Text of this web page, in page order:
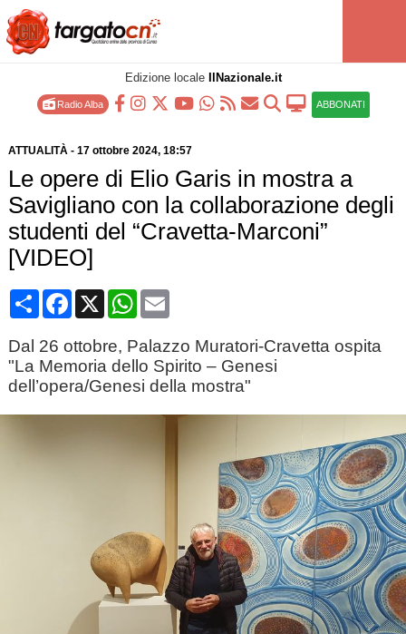
Edizione locale IlNazionale.it
Radio Alba ABBONATI
ATTUALITÀ- 17 ottobre 2024, 18:57
Le opere di Elio Garis in mostra a
Savigliano con la collaborazione degli
studenti del “Cravetta-Marconi”
[VIDEO]
CondividiFacebook
X WhatsApp
Email
Dal 26 ottobre, Palazzo Muratori-Cravetta ospita
"La Memoria dello Spirito – Genesi
dell’opera/Genesi della mostra"